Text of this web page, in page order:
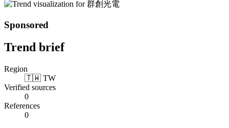
Sponsored
Trend brief
Region
🇹🇼 TW
Verified sources
0
References
0